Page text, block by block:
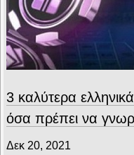
3 καλύτερα
όσα πρέπει να
Δεκ 20, 2021